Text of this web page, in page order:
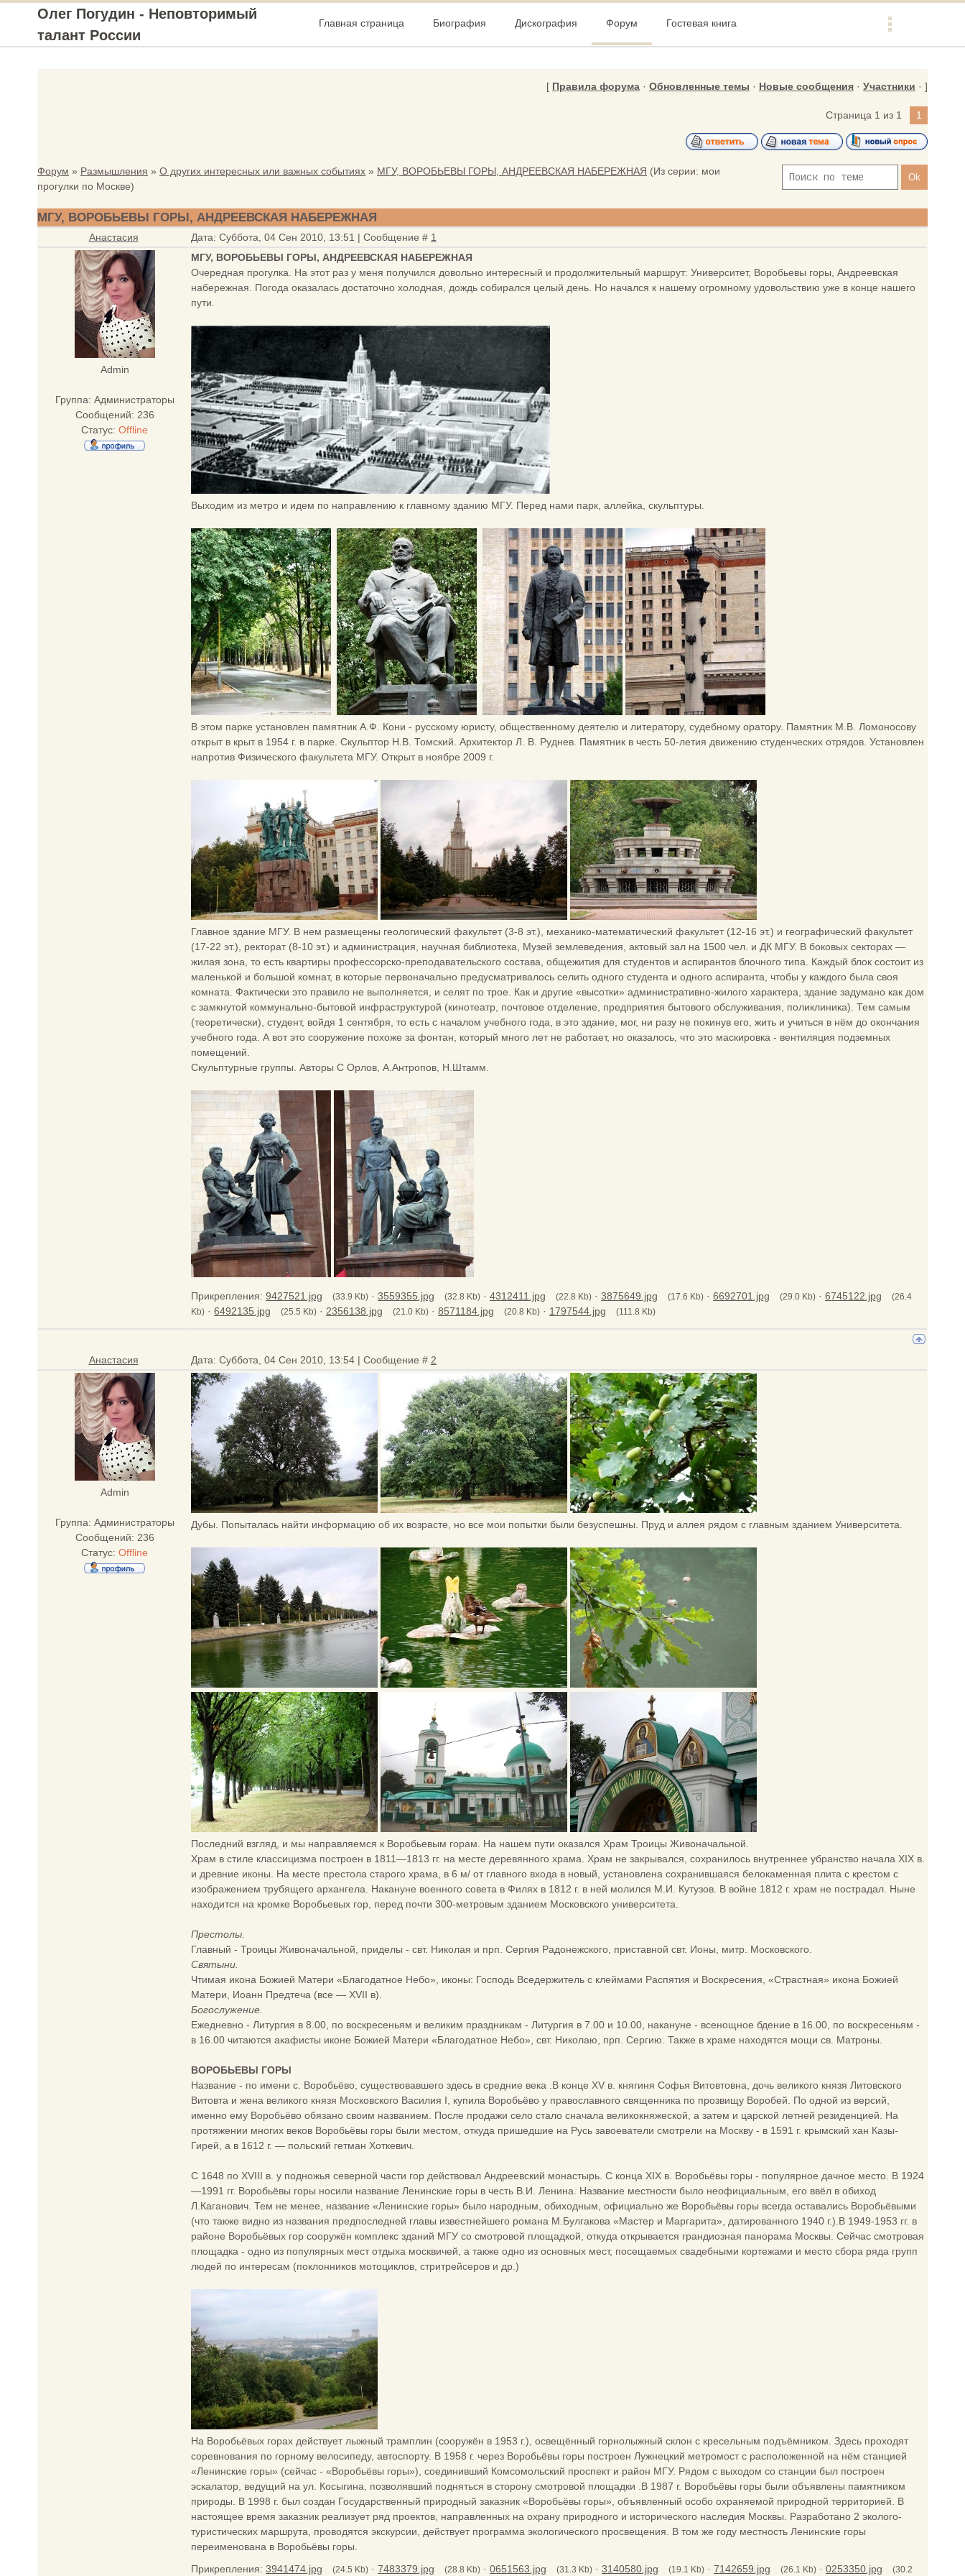
Олег Погудин - Неповторимый
талант России
Главная страница Биография Дискография Форум Гостевая книга
[ Правила форума · Обновленные темы · Новые сообщения · Участники · ]
Страница 1 из 1 1
Форум » Размышления » О других интересных или важных событиях » МГУ, ВОРОБЬЕВЫ ГОРЫ, АНДРЕЕВСКАЯ НАБЕРЕЖНАЯ (Из серии: мои
прогулки по Москве)
МГУ, ВОРОБЬЕВЫ ГОРЫ, АНДРЕЕВСКАЯ НАБЕРЕЖНАЯ
Анастасия Дата: Суббота, 04 Сен 2010, 13:51 | Сообщение # 1
Admin
Группа: Администраторы
Сообщений: 236
Статус: Offline
МГУ, ВОРОБЬЕВЫ ГОРЫ, АНДРЕЕВСКАЯ НАБЕРЕЖНАЯ
Очередная прогулка. На этот раз у меня получился довольно интересный и продолжительный маршрут: Университет, Воробьевы горы, Андреевская
набережная. Погода оказалась достаточно холодная, дождь собирался целый день. Но начался к нашему огромному удовольствию уже в конце нашего
пути.
Выходим из метро и идем по направлению к главному зданию МГУ. Перед нами парк, аллейка, скульптуры.
В этом парке установлен памятник А.Ф. Кони - русскому юристу, общественному деятелю и литератору, судебному оратору. Памятник М.В. Ломоносову
открыт в крыт в 1954 г. в парке. Скульптор Н.В. Томский. Архитектор Л. В. Руднев. Памятник в честь 50-летия движению студенческих отрядов. Установлен
напротив Физического факультета МГУ. Открыт в ноябре 2009 г.
Главное здание МГУ. В нем размещены геологический факультет (3-8 эт.), механико-математический факультет (12-16 эт.) и географический факультет
(17-22 эт.), ректорат (8-10 эт.) и администрация, научная библиотека, Музей землеведения, актовый зал на 1500 чел. и ДК МГУ. В боковых секторах —
жилая зона, то есть квартиры профессорско-преподавательского состава, общежития для студентов и аспирантов блочного типа. Каждый блок состоит из
маленькой и большой комнат, в которые первоначально предусматривалось селить одного студента и одного аспиранта, чтобы у каждого была своя
комната. Фактически это правило не выполняется, и селят по трое. Как и другие «высотки» административно-жилого характера, здание задумано как дом
с замкнутой коммунально-бытовой инфраструктурой (кинотеатр, почтовое отделение, предприятия бытового обслуживания, поликлиника). Тем самым
(теоретически), студент, войдя 1 сентября, то есть с началом учебного года, в это здание, мог, ни разу не покинув его, жить и учиться в нём до окончания
учебного года. А вот это сооружение похоже за фонтан, который много лет не работает, но оказалось, что это маскировка - вентиляция подземных
помещений.
Скульптурные группы. Авторы С Орлов, А.Антропов, Н.Штамм.
Прикрепления: 9427521.jpg (33.9 Kb) · 3559355.jpg (32.8 Kb) · 4312411.jpg (22.8 Kb) · 3875649.jpg (17.6 Kb) · 6692701.jpg (29.0 Kb) · 6745122.jpg
(26.4
Kb) · 6492135.jpg (25.5 Kb) · 2356138.jpg (21.0 Kb) · 8571184.jpg (20.8 Kb) · 1797544.jpg (111.8 Kb)
Анастасия Дата: Суббота, 04 Сен 2010, 13:54 | Сообщение # 2
Admin
Группа: Администраторы
Сообщений: 236
Статус: Offline
Дубы. Попыталась найти информацию об их возрасте, но все мои попытки были безуспешны. Пруд и аллея рядом с главным зданием Университета.
Последний взгляд, и мы направляемся к Воробьевым горам. На нашем пути оказался Храм Троицы Живоначальной.
Храм в стиле классицизма построен в 1811—1813 гг. на месте деревянного храма. Храм не закрывался, сохранилось внутреннее убранство начала XIX в.
и древние иконы. На месте престола старого храма, в 6 м/ от главного входа в новый, установлена сохранившаяся белокаменная плита с крестом с
изображением трубящего архангела. Накануне военного совета в Филях в 1812 г. в ней молился М.И. Кутузов. В войне 1812 г. храм не пострадал. Ныне
находится на кромке Воробьевых гор, перед почти 300-метровым зданием Московского университета.
Престолы.
Главный - Троицы Живоначальной, приделы - свт. Николая и прп. Сергия Радонежского, приставной свт. Ионы, митр. Московского.
Святыни.
Чтимая икона Божией Матери «Благодатное Небо», иконы: Господь Вседержитель с клеймами Распятия и Воскресения, «Страстная» икона Божией
Матери, Иоанн Предтеча (все — XVII в).
Богослужение.
Ежедневно - Литургия в 8.00, по воскресеньям и великим праздникам - Литургия в 7.00 и 10.00, накануне - всенощное бдение в 16.00, по воскресеньям -
в 16.00 читаются акафисты иконе Божией Матери «Благодатное Небо», свт. Николаю, прп. Сергию. Также в храме находятся мощи св. Матроны.
ВОРОБЬЕВЫ ГОРЫ
Название - по имени с. Воробьёво, существовавшего здесь в средние века .В конце XV в. княгиня Софья Витовтовна, дочь великого князя Литовского
Витовта и жена великого князя Московского Василия I, купила Воробьёво у православного священника по прозвищу Воробей. По одной из версий,
именно ему Воробьёво обязано своим названием. После продажи село стало сначала великокняжеской, а затем и царской летней резиденцией. На
протяжении многих веков Воробьёвы горы были местом, откуда пришедшие на Русь завоеватели смотрели на Москву - в 1591 г. крымский хан Казы-
Гирей, а в 1612 г. — польский гетман Хоткевич.
С 1648 по XVIII в. у подножья северной части гор действовал Андреевский монастырь. С конца XIX в. Воробьёвы горы - популярное дачное место. В 1924
—1991 гг. Воробьёвы горы носили название Ленинские горы в честь В.И. Ленина. Название местности было неофициальным, его ввёл в обиход
Л.Каганович. Тем не менее, название «Ленинские горы» было народным, обиходным, официально же Воробьёвы горы всегда оставались Воробьёвыми
(что также видно из названия предпоследней главы известнейшего романа М.Булгакова «Мастер и Маргарита», датированного 1940 г.).В 1949-1953 гг. в
районе Воробьёвых гор сооружён комплекс зданий МГУ со смотровой площадкой, откуда открывается грандиозная панорама Москвы. Сейчас смотровая
площадка - одно из популярных мест отдыха москвичей, а также одно из основных мест, посещаемых свадебными кортежами и место сбора ряда групп
людей по интересам (поклонников мотоциклов, стритрейсеров и др.)
На Воробьёвых горах действует лыжный трамплин (сооружён в 1953 г.), освещённый горнолыжный склон с кресельным подъёмником. Здесь проходят
соревнования по горному велосипеду, автоспорту. В 1958 г. через Воробьёвы горы построен Лужнецкий метромост с расположенной на нём станцией
«Ленинские горы» (сейчас - «Воробьёвы горы»), соединивший Комсомольский проспект и район МГУ. Рядом с выходом со станции был построен
эскалатор, ведущий на ул. Косыгина, позволявший подняться в сторону смотровой площадки .В 1987 г. Воробьёвы горы были объявлены памятником
природы. В 1998 г. был создан Государственный природный заказник «Воробьёвы горы», объявленный особо охраняемой природной территорией. В
настоящее время заказник реализует ряд проектов, направленных на охрану природного и исторического наследия Москвы. Разработано 2 эколого-
туристических маршрута, проводятся экскурсии, действует программа экологического просвещения. В том же году местность Ленинские горы
переименована в Воробьёвы горы.
Прикрепления: 3941474.jpg (24.5 Kb) · 7483379.jpg (28.8 Kb) · 0651563.jpg (31.3 Kb) · 3140580.jpg (19.1 Kb) · 7142659.jpg (26.1 Kb) · 0253350.jpg (30.2